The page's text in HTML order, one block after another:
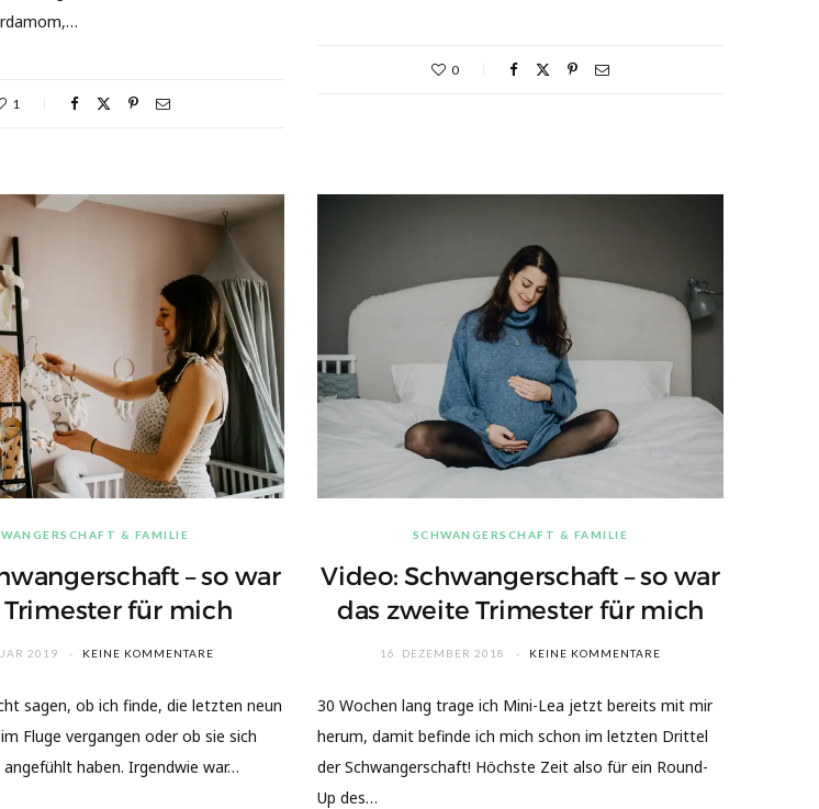
1
0
& FAMILIE
– so war
Trimester für mich
2019 KEINE KOMMENTARE
sagen, ob ich finde, die letzten neun
Fluge vergangen oder ob sie sich
haben. Irgendwie war…
SCHWANGERSCHAFT & FAMILIE
Video: Schwangerschaft – so war
das zweite Trimester für mich
16. DEZEMBER 2018 KEINE KOMMENTARE
30 Wochen lang trage ich Mini-Lea jetzt bereits mit mir
herum, damit befinde ich mich schon im letzten Drittel
der Schwangerschaft! Höchste Zeit also für ein Round-
Up des…